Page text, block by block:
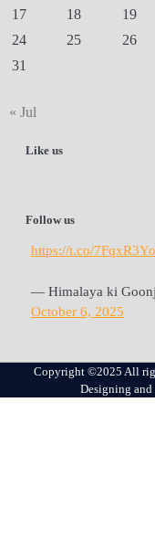
17
18 19
24
25 26
31
« Jul
Like us
Follow us
https://t.co/
— Himalaya ki Goonj
October 6, 2025
Copyright ©2025 All
Designing